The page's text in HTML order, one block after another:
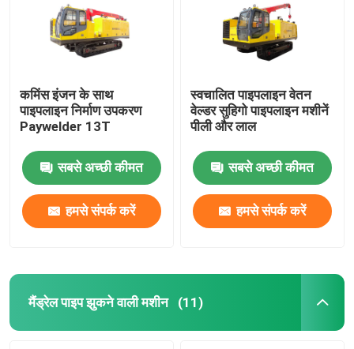
कमिंस इंजन के साथ
पाइपलाइन निर्माण उपकरण
Paywelder 13T
सबसे अच्छी कीमत
हमसे संपर्क करें
स्वचालित पाइपलाइन वेतन
वेल्डर सुहिगो पाइपलाइन मशीनें
पीली और लाल
सबसे अच्छी कीमत
हमसे संपर्क करें
मैंड्रेल पाइप झुकने वाली मशीन (11)